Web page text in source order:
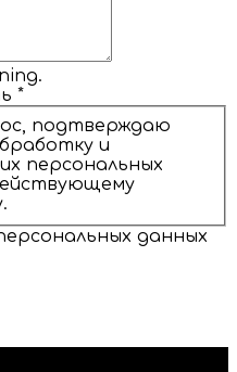
*
подтверждаю
и
персональных
данных